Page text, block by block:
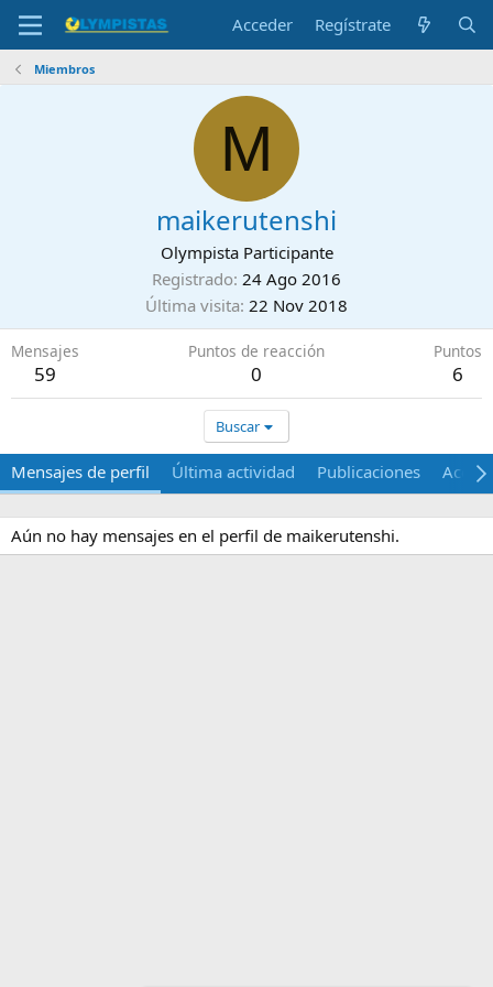
Acceder Regístrate
Miembros
M
maikerutenshi
Olympista Participante
Registrado 24 Ago 2016
Última visita 22 Nov 2018
Mensajes
59
Puntos de reacción
0
Puntos
6
Buscar
Mensajes de perfil Última actividad Publicaciones Acerca
Aún no hay mensajes en el perfil de maikerutenshi.